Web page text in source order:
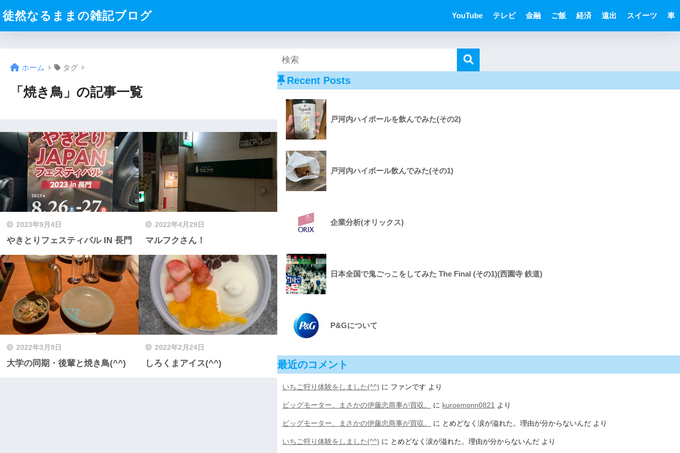
徒然なるままの雑記ブログ YouTube テレビ 金融 ご飯 経済 遠出 スイーツ 車
ホーム タグ
「焼き鳥」の記事一覧
2023年9月4日
やきとりフェスティバル IN 長門
2022年4月29日
マルフクさん！
2022年3月9日
大学の同期・後輩と焼き鳥(^^)
2022年2月24日
しろくまアイス(^^)
Recent Posts
戸河内ハイボールを飲んでみた(その2)
戸河内ハイボール飲んでみた(その1)
企業分析(オリックス)
日本全国で鬼ごっこをしてみた The Final (その1)(西園寺 鉄道)
P&Gについて
最近のコメント
いちご狩り体験をしました(^^) に ファンです より
ビッグモーター、まさかの伊藤忠商事が買収。 に kuroemonn0821 より
ビッグモーター、まさかの伊藤忠商事が買収。 に とめどなく涙が溢れた。理由が分からないんだ より
いちご狩り体験をしました(^^) に とめどなく涙が溢れた。理由が分からないんだ より